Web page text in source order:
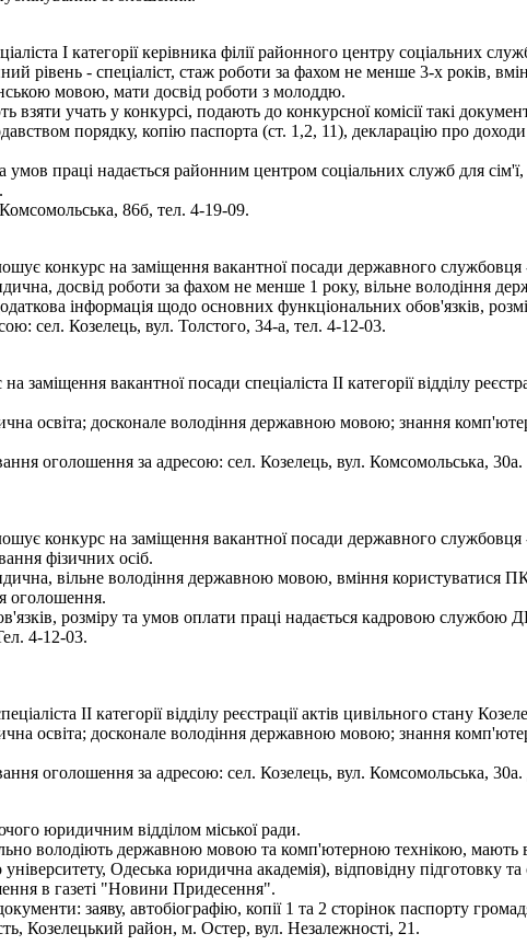
І категорії керівника філії районного центру соціальних
рівень - спеціаліст, стаж роботи за фахом не менше 3-х років,
мовою, мати досвід роботи з молоддю.
взяти учать у конкурсі, подають до конкурсної комісії такі
порядку, копію паспорта (ст. 1,2, 11), декларацію про
праці надається районним центром соціальних служб для сім'ї,
86б, тел. 4-19-09.
конкурс на заміщення вакантної посади державного службовця -
досвід роботи за фахом не менше 1 року, вільне володіння
інформація щодо основних функціональних обов'язків,
сел. Козелець, вул. Толстого, 34-а, тел. 4-12-03.
вакантної посади спеціаліста ІІ категорії відділу
освіта; досконале володіння державною мовою; знання
оголошення за адресою: сел. Козелець, вул. Комсомольська, 30а.
конкурс на заміщення вакантної посади державного
фізичних осіб.
вільне володіння державною мовою, вміння користуватися
оголошення.
розміру та умов оплати праці надається кадровою службою
4-12-03.
ІІ категорії відділу реєстрації актів цивільного стану
освіта; досконале володіння державною мовою; знання
оголошення за адресою: сел. Козелець, вул. Комсомольська,
юридичним відділом міської ради.
володіють державною мовою та комп'ютерною технікою,
Одеська юридична академія), відповідну підготовку
в газеті "Новини Придесення".
заяву, автобіографію, копії 1 та 2 сторінок паспорту
Козелецький район, м. Остер, вул. Незалежності, 21.